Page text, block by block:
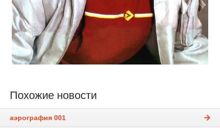
Похожие новости
аэрография 001